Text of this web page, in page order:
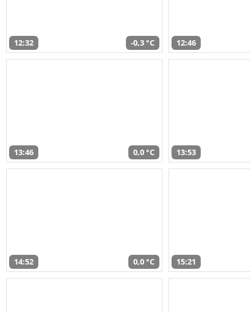
12:32 -0,3 °C 12:46
13:46 0,0 °C 13:53
14:52 0,0 °C 15:21